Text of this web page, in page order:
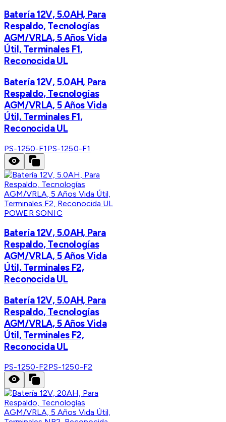
Batería 12V, 5.0AH, Para
Respaldo, Tecnologías
AGM/VRLA, 5 Años Vida
Útil, Terminales F1,
Reconocida UL
Batería 12V, 5.0AH, Para
Respaldo, Tecnologías
AGM/VRLA, 5 Años Vida
Útil, Terminales F1,
Reconocida UL
PS-1250-F1 PS-1250-F1
POWER SONIC
Batería 12V, 5.0AH, Para
Respaldo, Tecnologías
AGM/VRLA, 5 Años Vida
Útil, Terminales F2,
Reconocida UL
Batería 12V, 5.0AH, Para
Respaldo, Tecnologías
AGM/VRLA, 5 Años Vida
Útil, Terminales F2,
Reconocida UL
PS-1250-F2PS-1250-F2